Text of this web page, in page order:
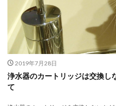
2019年7月28日
浄水器のカートリッジは交換し
て